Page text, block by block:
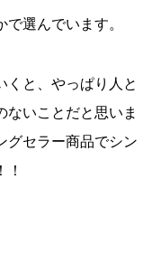
選んでいます。
くと、やっぱり人と
ないことだと思いま
グセラー商品でシン